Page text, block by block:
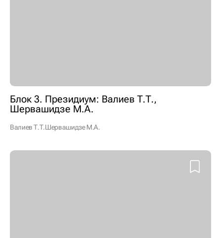
Блок 3. Президиум: Валиев Т.Т.,
Шервашидзе М.А.
Валиев Т.Т.Шервашидзе М.А.